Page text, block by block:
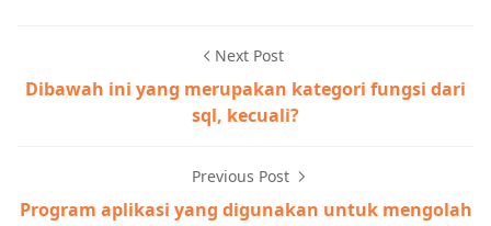
Next Post
Dibawah ini yang merupakan kategori fungsi dari
sql, kecuali?
Previous Post
Program aplikasi yang digunakan untuk mengolah